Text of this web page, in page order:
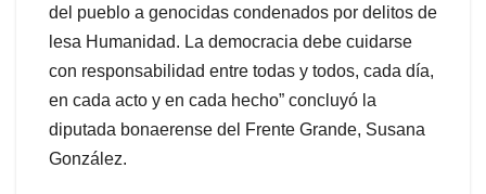
del pueblo a genocidas condenados por delitos de
lesa Humanidad. La democracia debe cuidarse
con responsabilidad entre todas y todos, cada día,
en cada acto y en cada hecho” concluyó la
diputada bonaerense del Frente Grande, Susana
González.